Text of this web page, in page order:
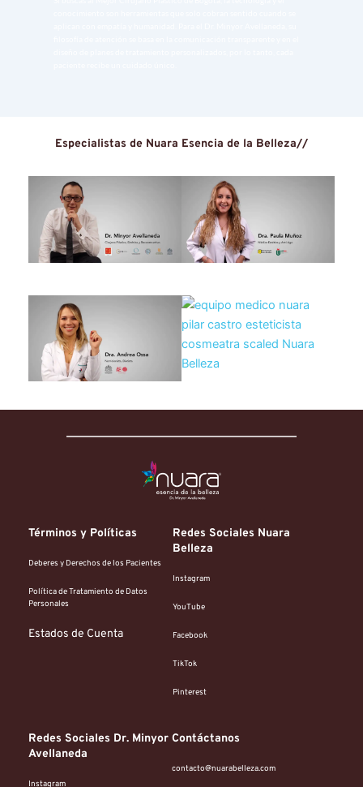
Especialistas de Nuara Esencia de la Belleza//
Términos y Políticas
Deberes y Derechos de los Pacientes
Política de Tratamiento de Datos
Personales
Estados de Cuenta
Redes Sociales Nuara
Belleza
Instagram
YouTube
Facebook
TikTok
Pinterest
Redes Sociales Dr. Minyor
Avellaneda
Instagram
Contáctanos
contacto@nuarabelleza.com